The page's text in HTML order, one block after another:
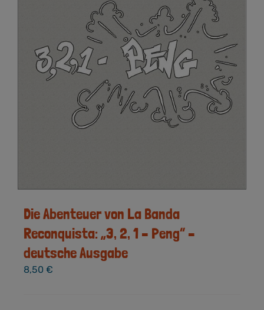
Die Abenteuer von La Banda
Reconquista: „3, 2, 1 – Peng“ –
deutsche Ausgabe
8,50 €